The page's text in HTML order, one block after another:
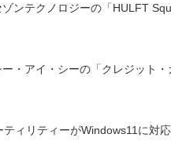
ンテクノロジーの「HULFT
・アイ・シーの「クレジット
ィリティーがWindows11に対